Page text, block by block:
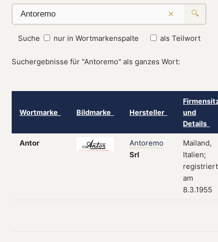
× 🔍
Suche nur in Wortmarkenspalte als Teilwort
Suchergebnisse für "Antoremo" als ganzes Wort:
Wortmarke Bildmarke Hersteller
und
Details
Antor
Antoremo
Srl
Mailand,
Italien;
registriert
am
8.3.1955